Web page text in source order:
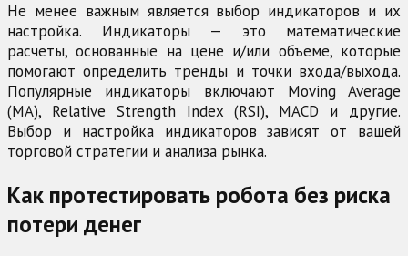
Не менее важным является выбор индикаторов и их
настройка. Индикаторы — это математические
расчеты, основанные на цене и/или объеме, которые
помогают определить тренды и точки входа/выхода.
Популярные индикаторы включают Moving Average
(MA), Relative Strength Index (RSI), MACD и другие.
Выбор и настройка индикаторов зависят от вашей
торговой стратегии и анализа рынка.
Как протестировать робота без риска
потери денег